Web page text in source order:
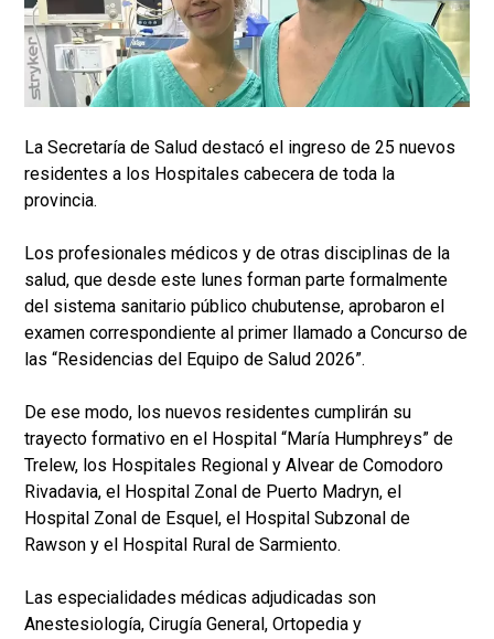
La Secretaría de Salud destacó el ingreso de 25 nuevos
residentes a los Hospitales cabecera de toda la
provincia.
Los profesionales médicos y de otras disciplinas de la
salud, que desde este lunes forman parte formalmente
del sistema sanitario público chubutense, aprobaron el
examen correspondiente al primer llamado a Concurso de
las “Residencias del Equipo de Salud 2026”.
De ese modo, los nuevos residentes cumplirán su
trayecto formativo en el Hospital “María Humphreys” de
Trelew, los Hospitales Regional y Alvear de Comodoro
Rivadavia, el Hospital Zonal de Puerto Madryn, el
Hospital Zonal de Esquel, el Hospital Subzonal de
Rawson y el Hospital Rural de Sarmiento.
Las especialidades médicas adjudicadas son
Anestesiología, Cirugía General, Ortopedia y